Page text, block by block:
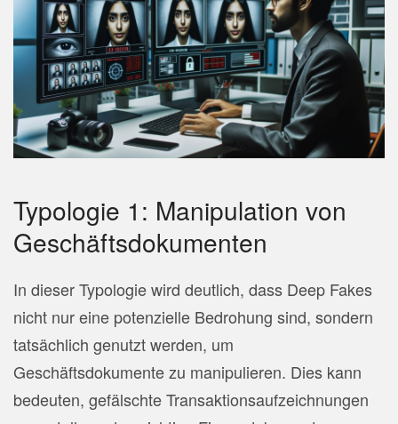
Typologie 1: Manipulation von
Geschäftsdokumenten
In dieser Typologie wird deutlich, dass Deep Fakes
nicht nur eine potenzielle Bedrohung sind, sondern
tatsächlich genutzt werden, um
Geschäftsdokumente zu manipulieren. Dies kann
bedeuten, gefälschte Transaktionsaufzeichnungen